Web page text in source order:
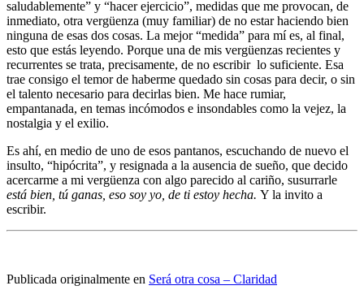
saludablemente” y “hacer ejercicio”, medidas que me provocan, de
inmediato, otra vergüenza (muy familiar) de no estar haciendo bien
ninguna de esas dos cosas. La mejor “medida” para mí es, al final,
esto que estás leyendo. Porque una de mis vergüenzas recientes y
recurrentes se trata, precisamente, de no escribir lo suficiente. Esa
trae consigo el temor de haberme quedado sin cosas para decir, o sin
el talento necesario para decirlas bien. Me hace rumiar,
empantanada, en temas incómodos e insondables como la vejez, la
nostalgia y el exilio.
Es ahí, en medio de uno de esos pantanos, escuchando de nuevo el
insulto, “hipócrita”, y resignada a la ausencia de sueño, que decido
acercarme a mi vergüenza con algo parecido al cariño, susurrarle
está bien, tú ganas, eso soy yo, de ti estoy hecha. Y la invito a
escribir.
Publicada originalmente en Será otra cosa – Claridad